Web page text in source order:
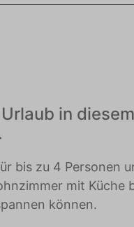
in
bis zu 4 Personen
mit Küche
können.